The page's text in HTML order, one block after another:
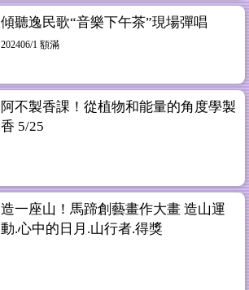
傾聽逸民歌“音樂下午茶”現場彈唱
202406/1 額滿
阿不製香課！從植物和能量的角度學製
香 5/25
造一座山！馬蹄創藝畫作大畫 造山運
動.心中的日月.山行者.得獎